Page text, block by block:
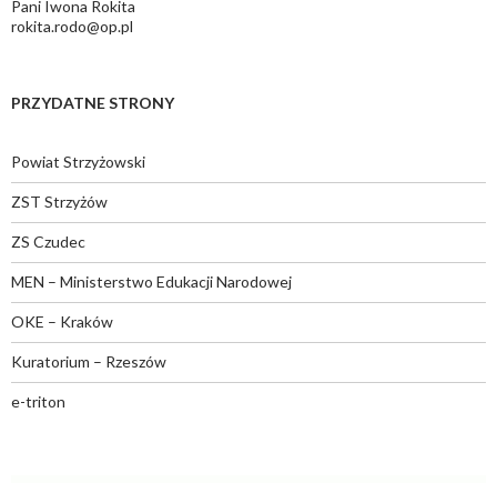
Pani Iwona Rokita
rokita.rodo@op.pl
PRZYDATNE STRONY
Powiat Strzyżowski
ZST Strzyżów
ZS Czudec
MEN – Ministerstwo Edukacji Narodowej
OKE – Kraków
Kuratorium – Rzeszów
e-triton